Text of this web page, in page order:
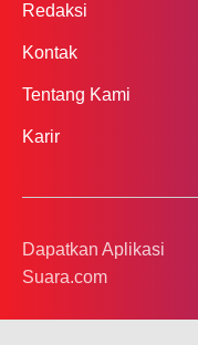
Redaksi
Kontak
Tentang Kami
Karir
Dapatkan Aplikasi
Suara.com